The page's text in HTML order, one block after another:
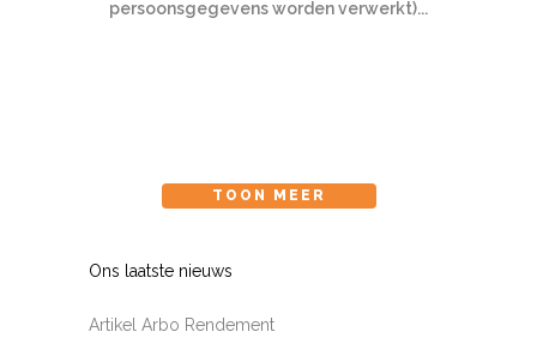
persoonsgegevens worden verwerkt)...
TOON MEER
Ons laatste nieuws
Artikel Arbo Rendement